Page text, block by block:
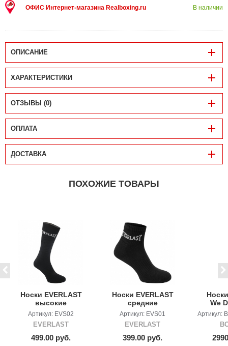
ОФИС Интернет-магазина Realboxing.ru В наличии
ОПИСАНИЕ
ХАРАКТЕРИСТИКИ
ОТЗЫВЫ (0)
ОПЛАТА
ДОСТАВКА
ПОХОЖИЕ ТОВАРЫ
Носки EVERLAST
высокие
Артикул: EVS02
EVERLAST
499.00 руб.
Носки EVERLAST
средние
Артикул: EVS01
EVERLAST
399.00 руб.
We
Артикул: